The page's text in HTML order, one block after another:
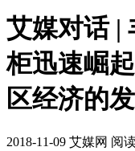
艾媒对话 |
柜迅速崛
区经济的
2018-11-09 艾媒网 阅